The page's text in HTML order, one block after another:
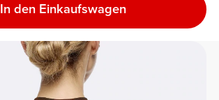
In den Einkaufswagen